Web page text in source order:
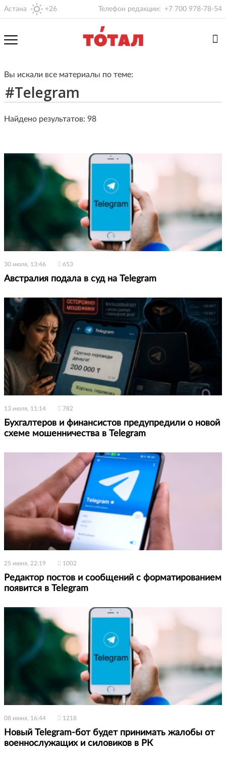
Астана +26 Телефон редакции: +7 700 978-78-54
Вы искали все материалы по теме:
Найдено результатов: 98
30 июля, 13:46 653
Австралия подала в суд на Telegram
13 июля, 11:14 782
Бухгалтеров и финансистов предупредили о новой
схеме мошенничества в Telegram
25 июня, 22:19 1002
Редактор постов и сообщений с форматированием
появится в Telegram
08 июня, 16:44 1218
Новый Telegram-бот будет принимать жалобы от
военнослужащих и силовиков в РК